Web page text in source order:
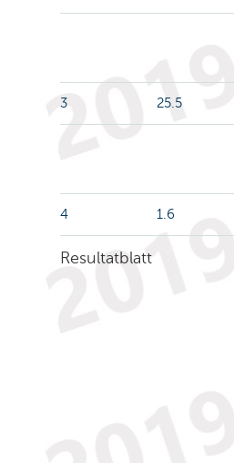
3 25.5
4 1.6
Resultatblatt